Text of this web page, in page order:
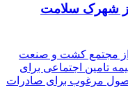
از شهرک سلامت